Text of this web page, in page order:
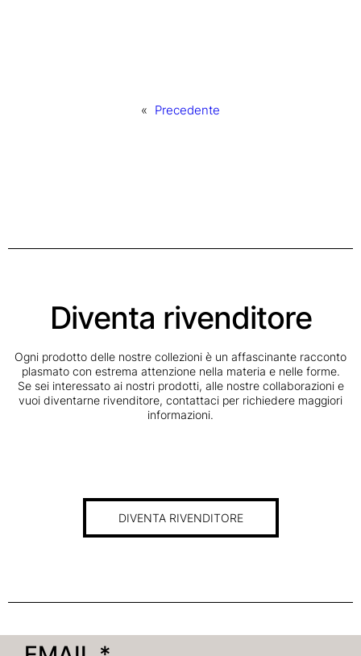
« Precedente
Diventa rivenditore
Ogni prodotto delle nostre collezioni è un affascinante racconto
plasmato con estrema attenzione nella materia e nelle forme.
Se sei interessato ai nostri prodotti, alle nostre collaborazioni e
vuoi diventarne rivenditore, contattaci per richiedere maggiori
informazioni.
DIVENTA RIVENDITORE